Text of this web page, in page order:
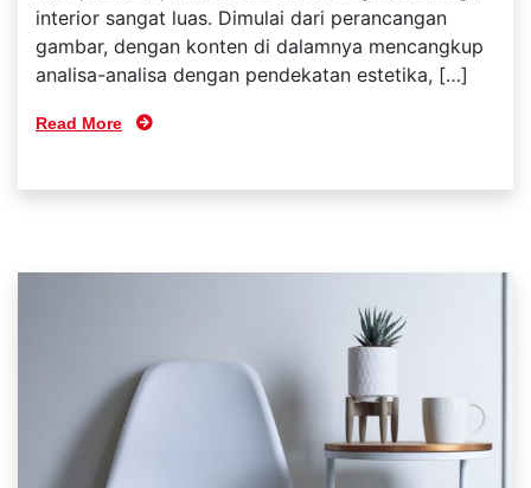
interior sangat luas. Dimulai dari perancangan
gambar, dengan konten di dalamnya mencangkup
analisa-analisa dengan pendekatan estetika, […]
Read More